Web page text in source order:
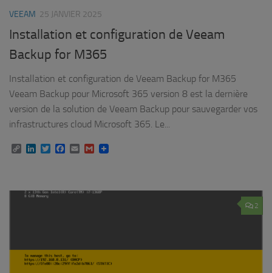
VEEAM 25 JANVIER 2025
Installation et configuration de Veeam
Backup for M365
Installation et configuration de Veeam Backup for M365
Veeam Backup pour Microsoft 365 version 8 est la dernière
version de la solution de Veeam Backup pour sauvegarder vos
infrastructures cloud Microsoft 365. Le...
CopyLinkedIn
TwitterFacebook
EmailGmail
2